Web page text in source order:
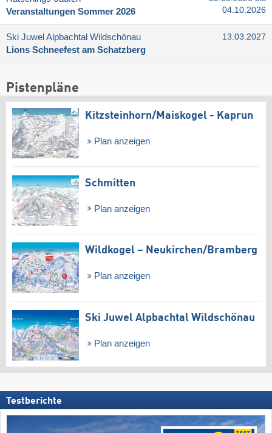
Veranstaltungen Sommer 2026
04.10.2026
Ski Juwel Alpbachtal Wildschönau
Lions Schneefest am Schatzberg
13.03.2027
Pistenpläne
Kitzsteinhorn/​Maiskogel - Kaprun
Plan anzeigen
Schmitten
Plan anzeigen
Wildkogel – Neukirchen/​Bramberg
Plan anzeigen
Ski Juwel Alpbachtal Wildschönau
Plan anzeigen
Testberichte